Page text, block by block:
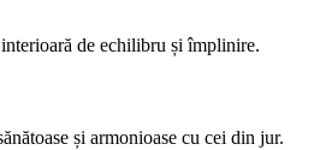
interioară de echilibru și împlinire.
și armonioase cu cei din jur.